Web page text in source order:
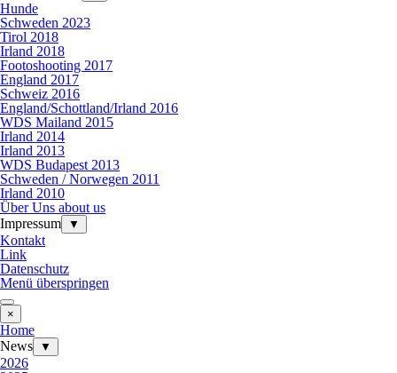
Hunde
Schweden 2023
Tirol 2018
Irland 2018
Footoshooting 2017
England 2017
Schweiz 2016
England/Schottland/Irland 2016
WDS Mailand 2015
Irland 2014
Irland 2013
WDS Budapest 2013
Schweden / Norwegen 2011
Irland 2010
Über Uns about us
Impressum
▼
Kontakt
Link
Datenschutz
Menü überspringen
×
Home
News
▼
2026